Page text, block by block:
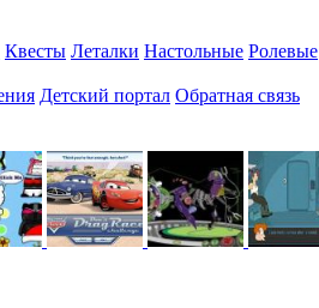
Квесты Леталки Настольные Ролевые
Детский портал Обратная связь